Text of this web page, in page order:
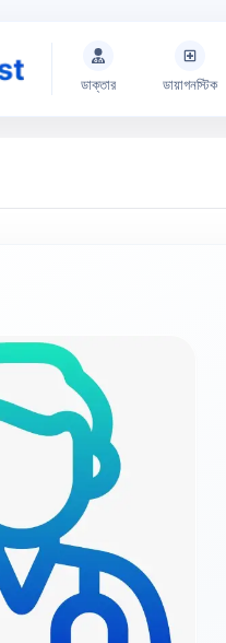
ডাক্তার ডায়াগনস্টিক